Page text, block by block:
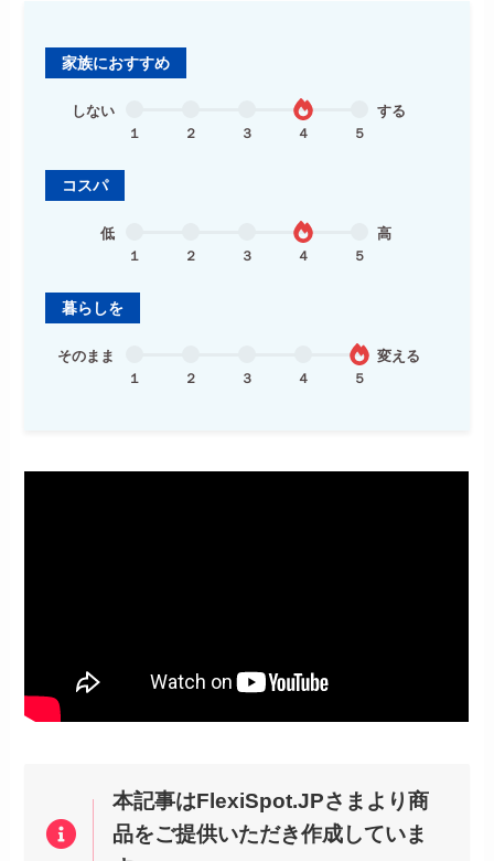
家族におすすめ
しない
１ ２ ３ ４ ５
する
コスパ
低
１ ２ ３ ４ ５
高
暮らしを
そのまま
１ ２ ３ ４ ５
変える
本記事はFlexiSpot.JPさまより商
品をご提供いただき作成していま